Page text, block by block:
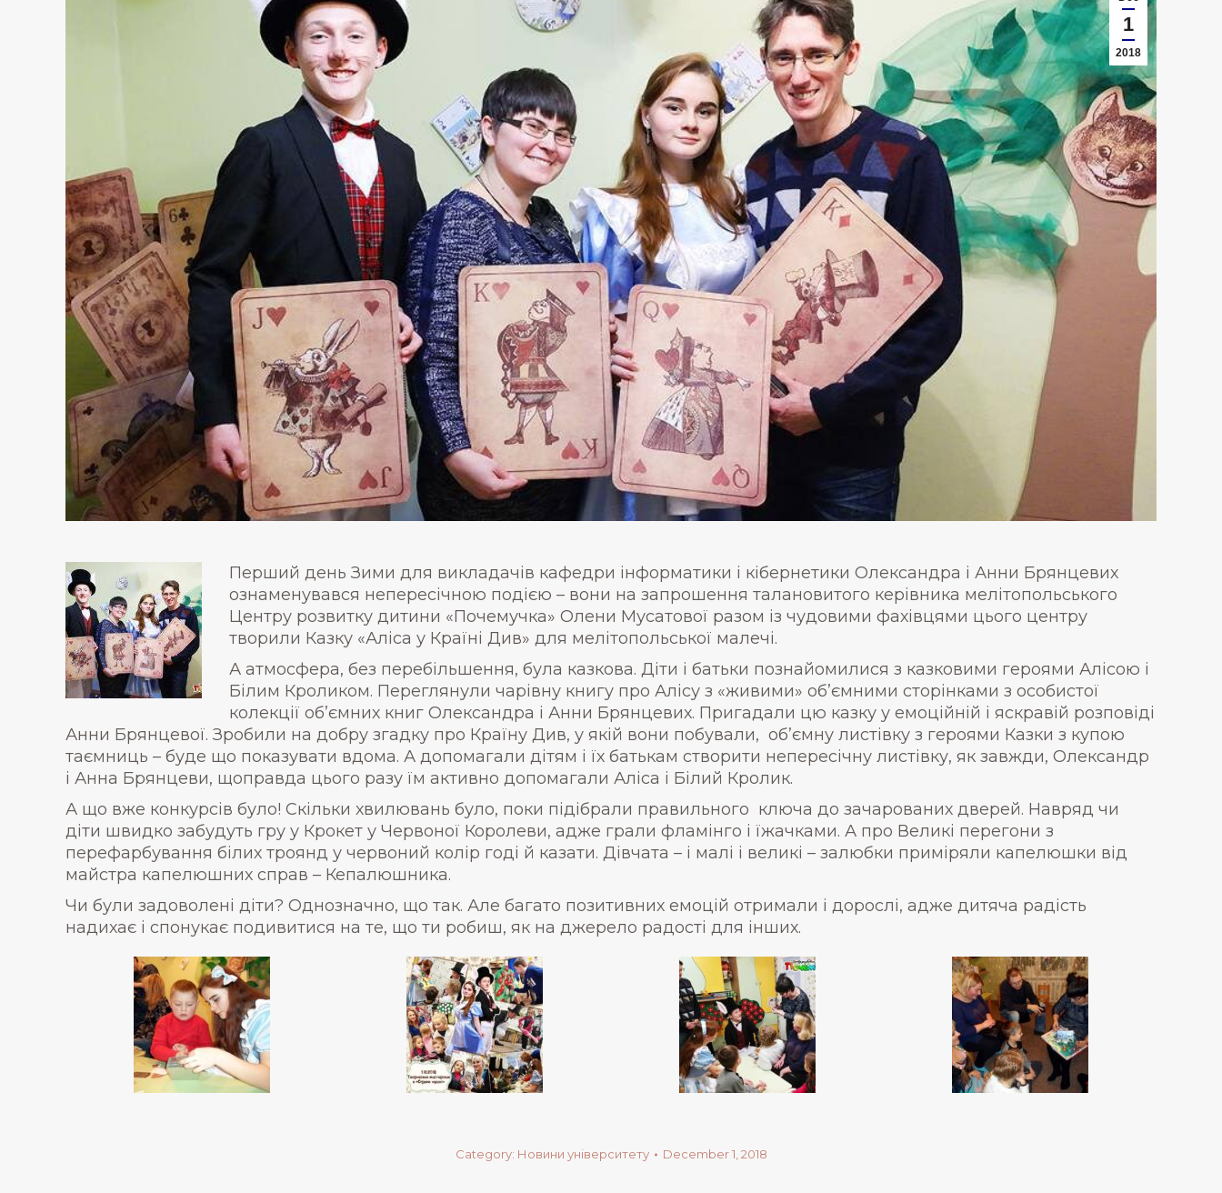
1
2018
Перший день Зими для викладачів кафедри інформатики і кібернетики Олександра і Анни Брянцевих
ознаменувався непересічною подією – вони на запрошення талановитого керівника мелітопольського
Центру розвитку дитини «Почемучка» Олени Мусатової разом із чудовими фахівцями цього центру
творили Казку «Аліса у Країні Див» для мелітопольської малечі.
А атмосфера, без перебільшення, була казкова. Діти і батьки познайомилися з казковими героями Алісою і
Білим Кроликом. Переглянули чарівну книгу про Алісу з «живими» об’ємними сторінками з особистої
колекції об’ємних книг Олександра і Анни Брянцевих. Пригадали цю казку у емоційній і яскравій розповіді
Анни Брянцевої. Зробили на добру згадку про Країну Див, у якій вони побували, об’ємну листівку з героями Казки з купою
таємниць – буде що показувати вдома. А допомагали дітям і їх батькам створити непересічну листівку, як завжди, Олександр
і Анна Брянцеви, щоправда цього разу їм активно допомагали Аліса і Білий Кролик.
А що вже конкурсів було! Скільки хвилювань було, поки підібрали правильного ключа до зачарованих дверей. Навряд чи
діти швидко забудуть гру у Крокет у Червоної Королеви, адже грали фламінго і їжачками. А про Великі перегони з
перефарбування білих троянд у червоний колір годі й казати. Дівчата – і малі і великі – залюбки приміряли капелюшки від
майстра капелюшних справ – Кепалюшника.
Чи були задоволені діти? Однозначно, що так. Але багато позитивних емоцій отримали і дорослі, адже дитяча радість
надихає і спонукає подивитися на те, що ти робиш, як на джерело радості для інших.
Category: Новини університету December 1, 2018